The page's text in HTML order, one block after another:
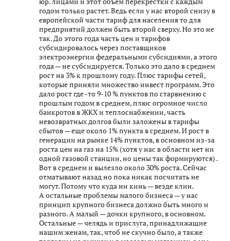
годом только растет. Ведь если у нас второй снизу в
европейской части тариф для населения то для
предприятий должен быть второй сверху. Но это не
так. До этого года часть цен и тарифов
субсидировалось через поставщиков
электроэнергии федеральными субсидиями, а этого
года — не субсидируется. Только это дало в среднем
рост на 3% к прошлому году. Плюс тарифы сетей,
которые приняли множество инвест программ. Это
дало рост где -то 9-10 % пунктов по старвнению с
прошлым годом в среднем, плюс огромное число
банкротов в ЖКХ и теплоснабжении, часть
невозвратных долгов были заложены в тарифы
сбытов — еще около 1% пункта в среднем. И рост в
генерации на рынке 14% пунктов, в основном из-за
роста цен на газ на 15% (хотя у нас в области нет ни
одной газовой станции, но цены так формируются) .
Вот в среднем и вылезло около 30% роста. Сейчас
отматывают назад но пока никак посчитать не
могут. Потому что куда ни кинь — везде клин.
А остальные проблемы малого бизнеса — у нас
принцип крупного бизнеса должно быть много и
разного. А малый — дочки крупного, в основном.
Остальные — челядь и прислуга, принадлижащие
нашим женам, так, чтоб не скучно было, а также